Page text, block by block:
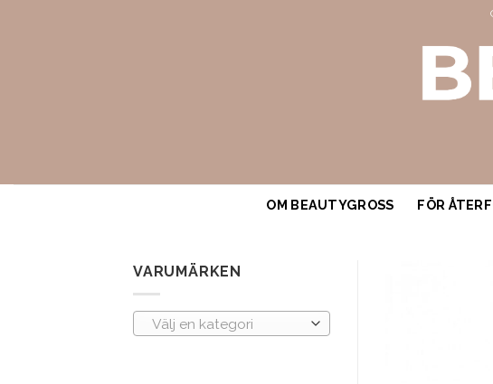
OM BEAUTYGROSS FÖR
VARUMÄRKEN
Välj en kategori